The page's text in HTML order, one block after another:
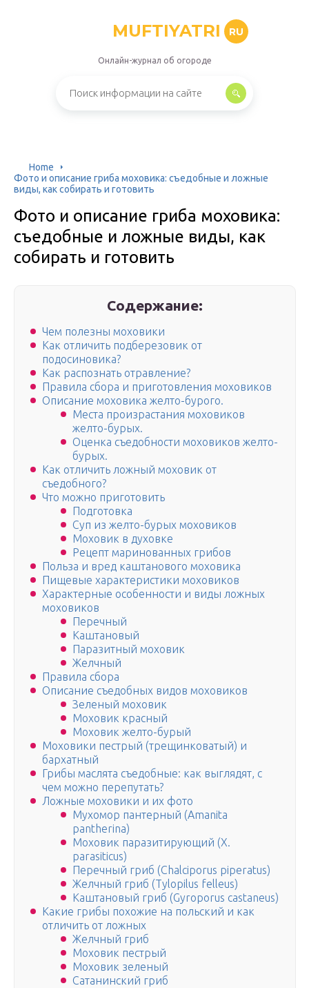
MUFTIYATRI RU
Онлайн-журнал об огороде
Home
Фото и описание гриба моховика: съедобные и ложные
виды, как собирать и готовить
Фото и описание гриба моховика:
съедобные и ложные виды, как
собирать и готовить
Содержание:
Чем полезны моховики
Как отличить подберезовик от
подосиновика?
Как распознать отравление?
Правила сбора и приготовления моховиков
Описание моховика желто-бурого.
Места произрастания моховиков
желто-бурых.
Оценка съедобности моховиков желто-
бурых.
Как отличить ложный моховик от
съедобного?
Что можно приготовить
Подготовка
Суп из желто-бурых моховиков
Моховик в духовке
Рецепт маринованных грибов
Польза и вред каштанового моховика
Пищевые характеристики моховиков
Характерные особенности и виды ложных
моховиков
Перечный
Каштановый
Паразитный моховик
Желчный
Правила сбора
Описание съедобных видов моховиков
Зеленый моховик
Моховик красный
Моховик желто-бурый
Моховики пестрый (трещинковатый) и
бархатный
Грибы маслята съедобные: как выглядят, с
чем можно перепутать?
Ложные моховики и их фото
Мухомор пантерный (Amanita
pantherina)
Моховик паразитирующий (X.
parasiticus)
Перечный гриб (Chalciporus piperatus)
Желчный гриб (Tylopilus felleus)
Каштановый гриб (Gyroporus castaneus)
Какие грибы похожие на польский и как
отличить от ложных
Желчный гриб
Моховик пестрый
Моховик зеленый
Сатанинский гриб